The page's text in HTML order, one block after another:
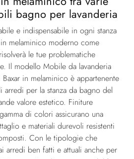
bagno per lavanderia
e indispensabile in ogni stanza
melaminico moderno come
le tue problematiche
Il modello Mobile da lavanderia
in melaminico è appartenente
arredi per la stanza da bagno del
valore estetico. Finiture
di colori assicurano una
e materiali durevoli resistenti
Con le tipologie che
arredi ben fatti e attuali anche per